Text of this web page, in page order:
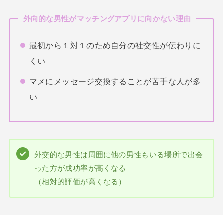
外向的な男性がマッチングアプリに向かない理由
最初から１対１のため自分の社交性が伝わりに
くい
マメにメッセージ交換することが苦手な人が多
い
外交的な男性は周囲に他の男性もいる場所で出会
った方が成功率が高くなる
（相対的評価が高くなる）